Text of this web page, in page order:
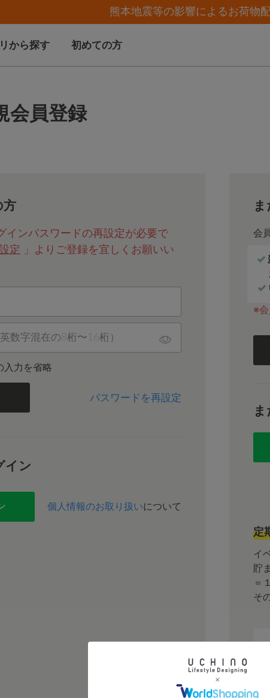
【クリアランスセール】人気パジ
カスタマーサポート夏季休業(お電
熊本地震等の影響によるお荷物
【クリアランスセール】人気パジ
カスタマーサポート夏季休業(お電
から探す 初めての方
会員登録
方
インパスワードの再設定が必要で
定
」よりご登録を宜しくお願いい
入力を省略
パスワードを再設定
イン
個人情報のお取り扱いについて
会
※会
定
イ
貯
＝
そ